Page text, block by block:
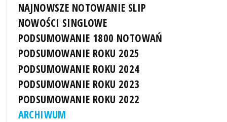
NAJNOWSZE NOTOWANIE SLIP
NOWOŚCI SINGLOWE
PODSUMOWANIE 1800 NOTOWAŃ
PODSUMOWANIE ROKU 2025
PODSUMOWANIE ROKU 2024
PODSUMOWANIE ROKU 2023
PODSUMOWANIE ROKU 2022
ARCHIWUM